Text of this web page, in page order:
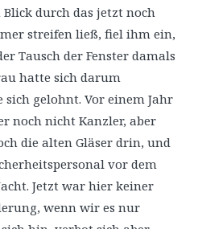
durch das jetzt noch
streifen ließ, fiel ihm ein,
Tausch der Fenster damals
hatte sich darum
gelohnt. Vor einem Jahr
noch nicht Kanzler, aber
die alten Gläser drin, und
vor dem
Jetzt war hier keiner
wenn wir es nur